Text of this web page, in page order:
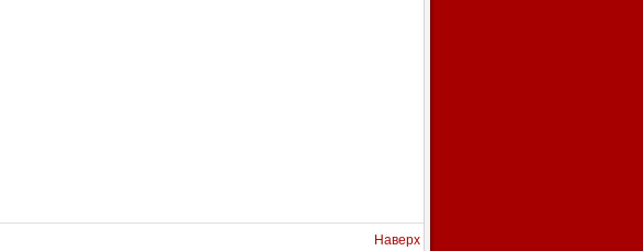
Наверх